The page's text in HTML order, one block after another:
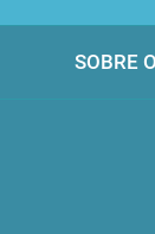
SOBRE O